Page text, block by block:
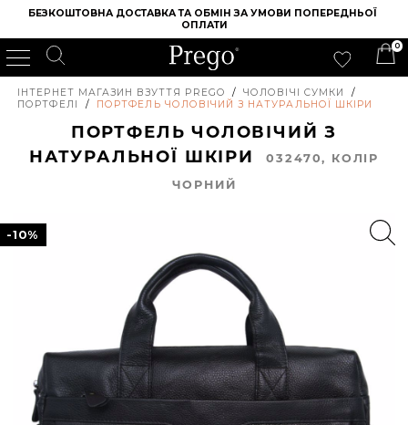
БЕЗКОШТОВНА ДОСТАВКА ТА ОБМІН ЗА УМОВИ ПОПЕРЕДНЬОЇ
ОПЛАТИ
0
ІНТЕРНЕТ МАГАЗИН ВЗУТТЯ PREGO / ЧОЛОВІЧІ СУМКИ
/
ПОРТФЕЛІ
/ ПОРТФЕЛЬ ЧОЛОВІЧИЙ З НАТУРАЛЬНОЇ ШКІРИ
ПОРТФЕЛЬ ЧОЛОВІЧИЙ З
НАТУРАЛЬНОЇ ШКІРИ032470, КОЛIР
ЧОРНИЙ
-10%